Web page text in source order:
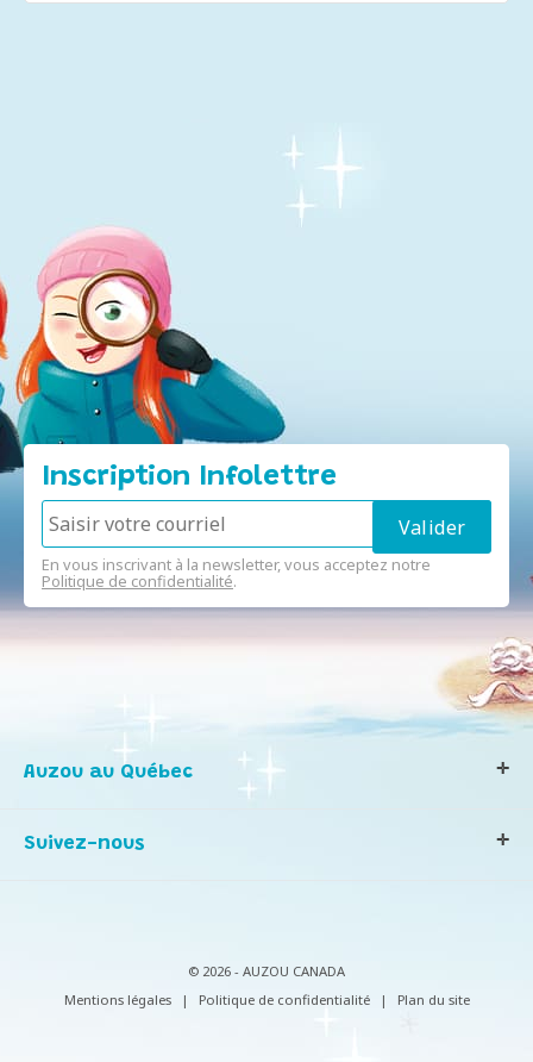
Inscription Infolettre
En vous inscrivant à la newsletter, vous acceptez notre
Politique de confidentialité.
Auzou au Québec
Notre histoire
Infos consommateurs
Suivez-nous
© 2026 - AUZOU CANADA
Mentions légales
| Politique de confidentialité | Plan du site